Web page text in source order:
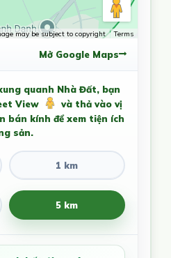
may be subject to copyright Terms
Mở Google Maps
quanh Nhà Đất, bạn
View
và thả vào vị
bán kính để xem tiện ích
sản.
1 km
5 km